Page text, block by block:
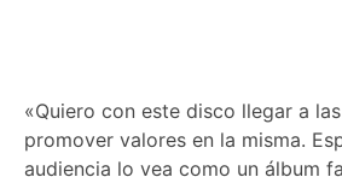
«Quiero con este disco llegar a
promover valores en la misma.
audiencia lo vea como un álbum